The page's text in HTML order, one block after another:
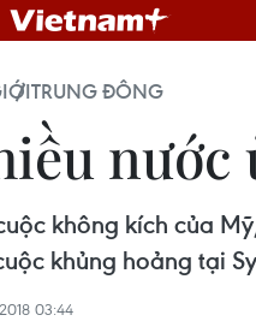
TRUNG ĐÔNG
nước
không kích của
khủng hoảng tại
03:44